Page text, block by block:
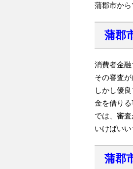
蒲郡市か
蒲郡
消費者金融
その審査
しかし優
金を借りる
では、審
いけばいい
蒲郡